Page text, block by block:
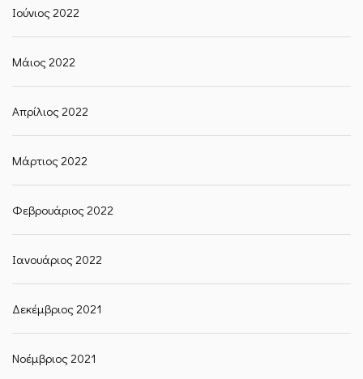
Ιούνιος 2022
Μάιος 2022
Απρίλιος 2022
Μάρτιος 2022
Φεβρουάριος 2022
Ιανουάριος 2022
Δεκέμβριος 2021
Νοέμβριος 2021